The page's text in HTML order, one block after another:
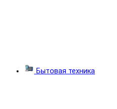
Бытовая техника